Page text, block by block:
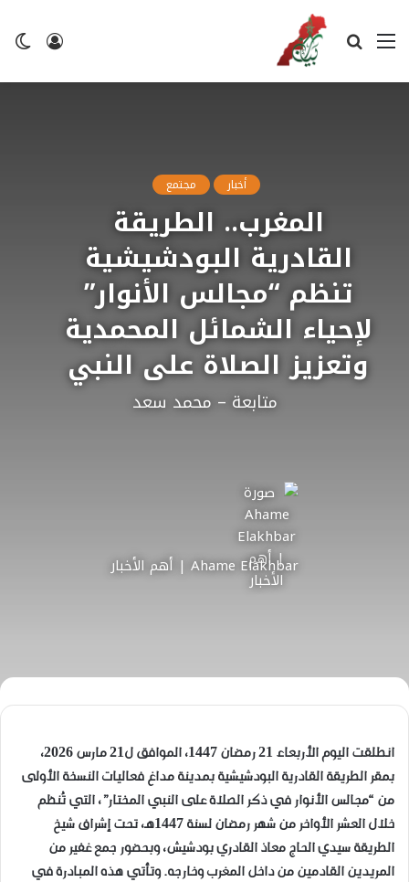
تسجيل
القائمة بحث
أخبار مجتمع
المغرب.. الطريقة
القادرية البودشيشية
تنظم “مجالس الأنوار”
لإحياء الشمائل المحمدية
وتعزيز الصلاة على النبي
متابعة – محمد سعد
Ahame Elakhbar | أهم الأخبار
انطلقت اليوم الأربعاء 21 رمضان 1447، الموافق ل21 مارس 2026،
بمقر الطريقة القادرية البودشيشية بمدينة مداغ فعاليات النسخة الأولى
من “مجالس الأنوار في ذكر الصلاة على النبي المختار”، التي تُنظم
خلال العشر الأواخر من شهر رمضان لسنة 1447هـ، تحت إشراف شيخ
الطريقة سيدي الحاج معاذ القادري بودشيش، وبحضور جمع غفير من
المريدين القادمين من داخل المغرب وخارجه. وتأتي هذه المبادرة في